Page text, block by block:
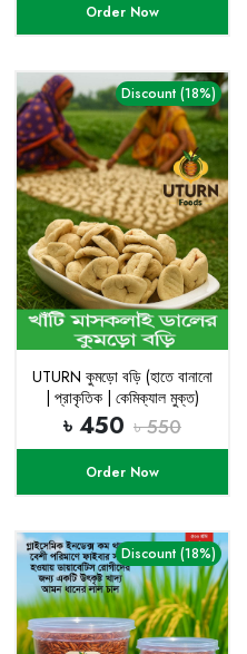
Order Now
Discount (18%)
UTURN কুমড়ো বড়ি (হাতে বানানো
| প্রাকৃতিক | কেমিক্যাল মুক্ত)
৳ 450 ৳ 550
Order Now
Discount (18%)